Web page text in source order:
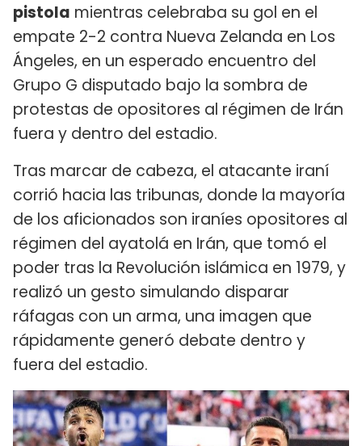
pistola mientras celebraba su gol en el
empate 2-2 contra Nueva Zelanda en Los
Ángeles, en un esperado encuentro del
Grupo G disputado bajo la sombra de
protestas de opositores al régimen de Irán
fuera y dentro del estadio.
Tras marcar de cabeza, el atacante iraní
corrió hacia las tribunas, donde la mayoría
de los aficionados son iraníes opositores al
régimen del ayatolá en Irán, que tomó el
poder tras la Revolución islámica en 1979, y
realizó un gesto simulando disparar
ráfagas con un arma, una imagen que
rápidamente generó debate dentro y
fuera del estadio.